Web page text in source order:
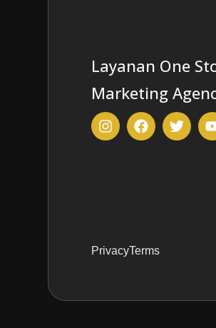
Layanan One
Marketing
PrivacyTerms